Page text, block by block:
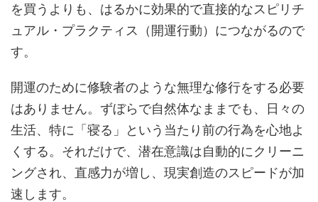
を買うよりも、はるかに効果的で直接的なスピリチ
ュアル・プラクティス（開運行動）につながるので
す。
開運のために修験者のような無理な修行をする必要
はありません。ずぼらで自然体なままでも、日々の
生活、特に「寝る」という当たり前の行為を心地よ
くする。それだけで、潜在意識は自動的にクリーニ
ングされ、直感力が増し、現実創造のスピードが加
速します。